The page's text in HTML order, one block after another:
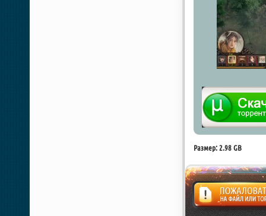
Размер: 2.98 GB